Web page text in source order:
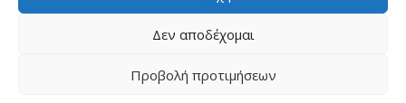
Δεν αποδέχομαι
Προβολή προτιμήσεων